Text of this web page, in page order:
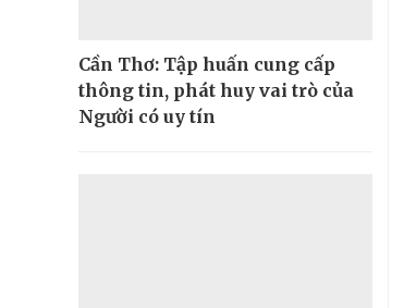
Cần Thơ: Tập huấn cung cấp
thông tin, phát huy vai trò của
Người có uy tín